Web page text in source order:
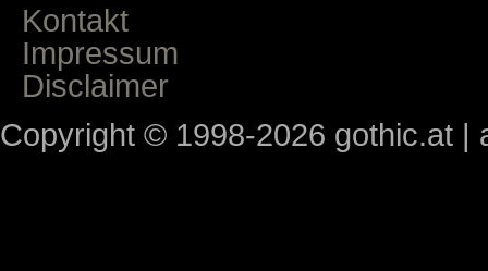
Kontakt
Impressum
Disclaimer
Copyright © 1998-2026 gothic.at |